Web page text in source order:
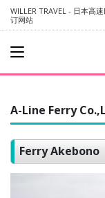
WILLER TRAVEL - 日本高
订网站
A-Line Ferry
Ferry Akebono